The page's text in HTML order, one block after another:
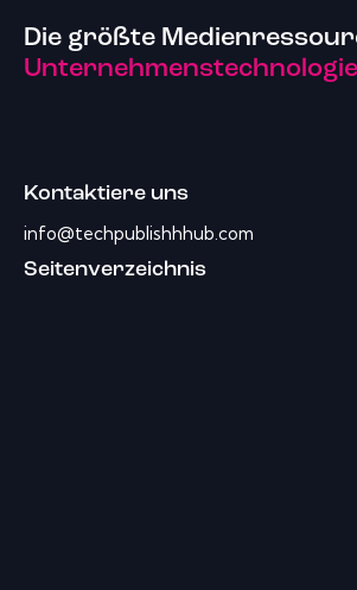
Die größte
Kontaktiere uns
info@techpublishhhub.com
Seitenverzeichnis